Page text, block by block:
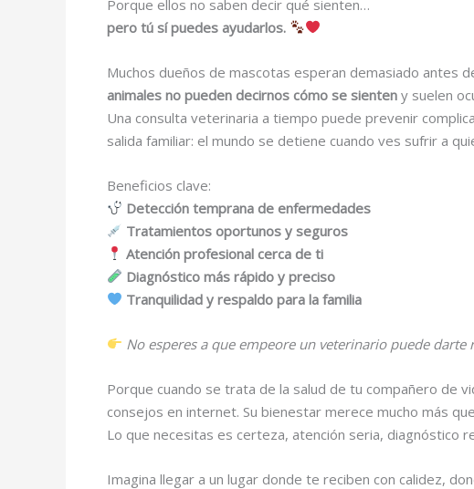
Porque ellos no saben decir qué sienten…
pero tú sí puedes ayudarlos.
Muchos dueños de mascotas esperan demasiado antes
animales no pueden decirnos cómo se sienten y suelen
Una consulta veterinaria a tiempo puede prevenir
salida familiar: el mundo se detiene cuando ves sufrir a
Beneficios clave:
Detección temprana de enfermedades
Tratamientos oportunos y seguros
Atención profesional cerca de ti
Diagnóstico más rápido y preciso
Tranquilidad y respaldo para la familia
No esperes a que empeore un veterinario puede darte
Porque cuando se trata de la salud de tu compañero de
consejos en internet. Su bienestar merece mucho más
Lo que necesitas es certeza, atención seria, diagnóstico
Imagina llegar a un lugar donde te reciben con calidez,